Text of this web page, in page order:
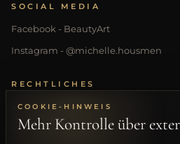
COOKIE-HINWEIS
Mehr Kontrolle über
SOCIAL MEDIA
Facebook - BeautyArt
Instagram - @michelle.housmen
RECHTLICHES
Impressum
Datenschutzerklärung